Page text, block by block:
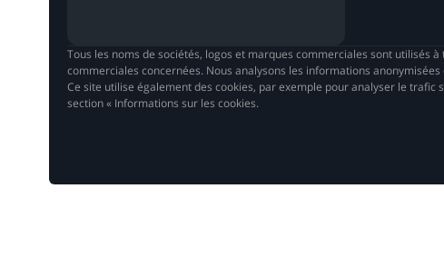
Tous les noms de sociétés, logos et marques commerciales sont
commerciales concernées. Nous analysons les informations
Ce site utilise également des cookies, par exemple pour analyser le trafic
section « Informations sur les cookies.